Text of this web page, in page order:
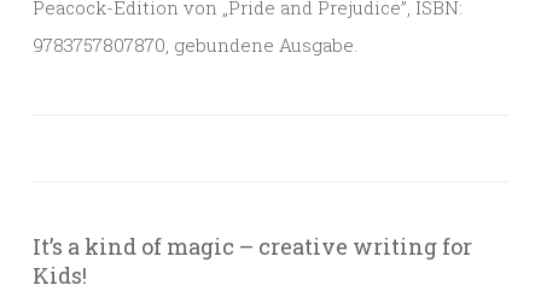
Peacock-Edition von „Pride and Prejudice”, ISBN:
9783757807870, gebundene Ausgabe.
It’s a kind of magic – creative writing for
Kids!